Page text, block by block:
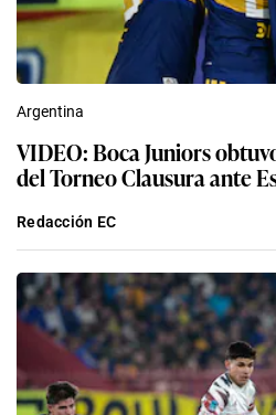
Argentina
VIDEO: Boca Juniors
del Torneo Clausura ante
Redacción EC